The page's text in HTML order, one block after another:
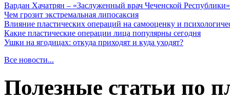
Вардан Хачатрян – «Заслуженный врач Чеченской Республики»
Чем грозит экстремальная липосаксия
Влияние пластических операций на самооценку и
Какие пластические операции лица популярны сегодня
Ушки на ягодицах: откуда приходят и куда уходят?
Все новости...
Полезные статьи по